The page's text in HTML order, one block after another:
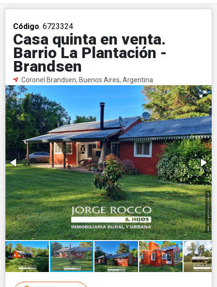
Código. 6723324
Casa quinta en venta.
Barrio La Plantación -
Brandsen
Coronel Brandsen, Buenos Aires, Argentina